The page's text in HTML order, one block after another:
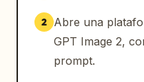
2
Abre una
GPT Image 2,
prompt.